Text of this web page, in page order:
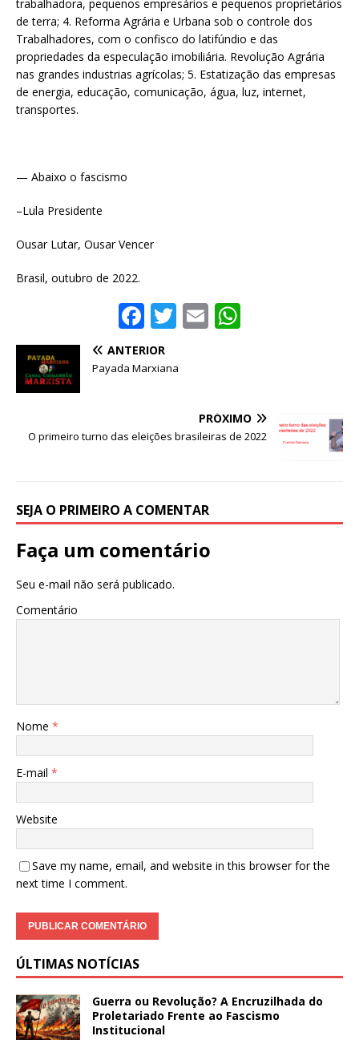
trabalhadora, pequenos empresários e pequenos proprietários
de terra; 4. Reforma Agrária e Urbana sob o controle dos
Trabalhadores, com o confisco do latifúndio e das
propriedades da especulação imobiliária. Revolução Agrária
nas grandes industrias agrícolas; 5. Estatização das empresas
de energia, educação, comunicação, água, luz, internet,
transportes.
— Abaixo o fascismo
–Lula Presidente
Ousar Lutar, Ousar Vencer
Brasil, outubro de 2022.
F
a
c
o
T E
A
p
ANTERIOR
Payada Marxiana
PRÓXIMO
O primeiro turno das eleições brasileiras de 2022
SEJA O PRIMEIRO A COMENTAR
Faça um comentário
Seu e-mail não será publicado.
Comentário
Nome *
E-mail *
Website
Save my name, email, and website in this browser for the
next time I comment.
ÚLTIMAS NOTÍCIAS
Guerra ou Revolução? A Encruzilhada do
Proletariado Frente ao Fascismo
Institucional